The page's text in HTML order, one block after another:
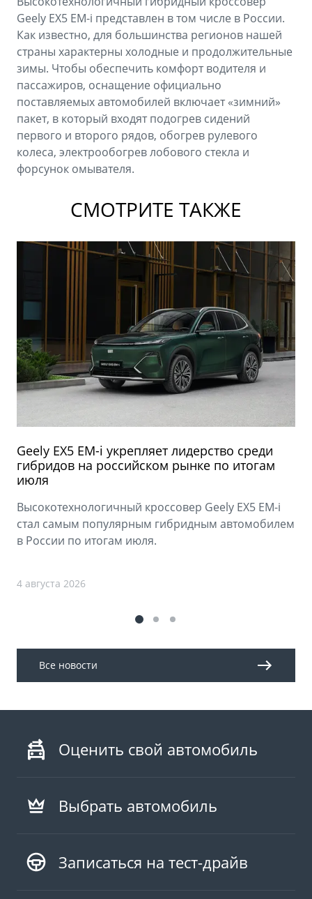
Geely EX5 EM-i представлен в том числе в России.
Как известно, для большинства регионов нашей
страны характерны холодные и продолжительные
зимы. Чтобы обеспечить комфорт водителя и
пассажиров, оснащение официально
поставляемых автомобилей включает «зимний»
пакет, в который входят подогрев сидений
первого и второго рядов, обогрев рулевого
колеса, электрообогрев лобового стекла и
форсунок омывателя.
СМОТРИТЕ ТАКЖЕ
Geely EX5 EM-i укрепляет лидерство среди
гибридов на российском рынке по итогам
июля
Высокотехнологичный кроссовер Geely EX5 EM-i
стал самым популярным гибридным автомобилем
в России по итогам июля.
4 августа 2026
Все новости
Оценить свой автомобиль
Выбрать автомобиль
Записаться на тест-драйв